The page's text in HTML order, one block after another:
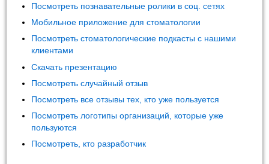
Посмотреть познавательные ролики в соц. сетях
Мобильное приложение для стоматологии
Посмотреть стоматологические подкасты с нашими
клиентами
Скачать презентацию
Посмотреть случайный отзыв
Посмотреть все отзывы тех, кто уже пользуется
Посмотреть логотипы организаций, которые уже
пользуются
Посмотреть, кто разработчик